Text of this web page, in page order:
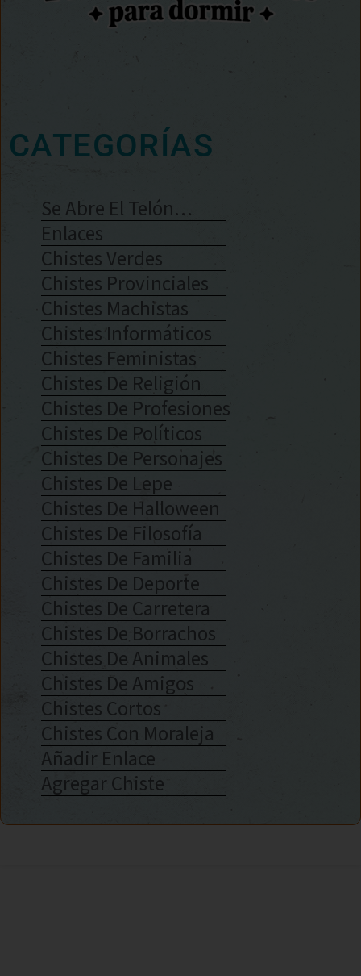
CATEGORÍAS
Se Abre El Telón…
Enlaces
Chistes Verdes
Chistes Provinciales
Chistes Machistas
Chistes Informáticos
Chistes Feministas
Chistes De Religión
Chistes De Profesiones
Chistes De Políticos
Chistes De Personajes
Chistes De Lepe
Chistes De Halloween
Chistes De Filosofía
Chistes De Familia
Chistes De Deporte
Chistes De Carretera
Chistes De Borrachos
Chistes De Animales
Chistes De Amigos
Chistes Cortos
Chistes Con Moraleja
Añadir Enlace
Agregar Chiste